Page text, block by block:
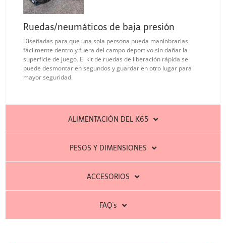
Ruedas/neumáticos de baja presión
Diseñadas para que una sola persona pueda maniobrarlas
fácilmente dentro y fuera del campo deportivo sin dañar la
superficie de juego. El kit de ruedas de liberación rápida se
puede desmontar en segundos y guardar en otro lugar para
mayor seguridad.
ALIMENTACIÓN DEL K65
PESOS Y DIMENSIONES
ACCESORIOS
FAQ's